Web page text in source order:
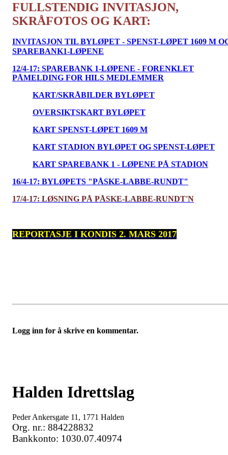
FULLSTENDIG INVITASJON,
SKRÅFOTOS OG KART:
INVITASJON TIL BYLØPET - SPENST-LØPET 1609 M
SPAREBANK1-LØPENE
12/4-17: SPAREBANK 1-LØPENE - FORENKLET
PÅMELDING FOR HILS MEDLEMMER
KART/SKRÅBILDER BYLØPET
OVERSIKTSKART BYLØPET
KART SPENST-LØPET 1609 M
KART STADION BYLØPET OG SPENST-LØPET
KART SPAREBANK 1 - LØPENE PÅ STADION
16/4-17: BYLØPETS "PÅSKE-LABBE-RUNDT"
17/4-17: LØSNING PÅ PÅSKE-LABBE-RUNDT'N
REPORTASJE I KONDIS 2. MARS 2017
Logg inn for å skrive en kommentar.
Halden Idrettslag
Peder Ankersgate 11, 1771 Halden
Org. nr.: 884228832
Bankkonto: 1030.07.40974